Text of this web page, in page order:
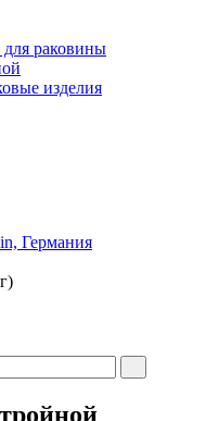
раковины
изделия
Германия